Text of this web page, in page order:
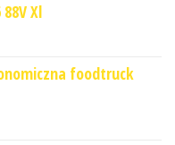
Xl
foodtruck